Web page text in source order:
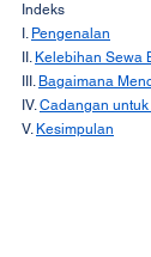
Indeks
I. Pengenalan
II. Kelebihan Sewa
III. Bagaimana
IV. Cadangan
V. Kesimpulan